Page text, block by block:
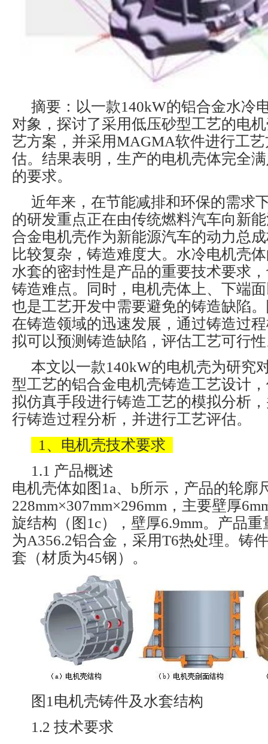
摘要：以一款140kW的铝合金水冷
对象，探讨了采用低压砂型工艺的电
艺方案，并采用MAGMA软件进行工
估。结果表明，生产的电机壳体完全
的要求。
近年来，在节能减排和环保的需求
的研发重点正在由传统燃料汽车向新
合金电机壳作为新能源汽车的动力总
比较复杂，铸造难度大。水冷电机壳
水套的密封性是产品的重要技术要求
铸造难点。同时，电机壳体上、下端
也是工艺开发中需要避免的铸造缺陷
在铸造领域的迅速发展，通过铸造过
拟可以预测铸造缺陷，评估工艺可行
本文以一款140kW的电机壳为研究
型工艺的铝合金电机壳铸造工艺设计
拟仿真手段进行铸造工艺的模拟分析
行铸造过程分析，并进行工艺评估。
1、电机壳技术要求
1.1 产品概述
电机壳体如图1a、b所示，产品的轮廓
228mm×307mm×296mm，主要壁厚
旋结构（图1c），壁厚6.9mm。产品
为A356.2铝合金，采用T6热处理。铸
套（材质为45钢）。
图1电机壳铸件及水套结构
1.2 技术要求